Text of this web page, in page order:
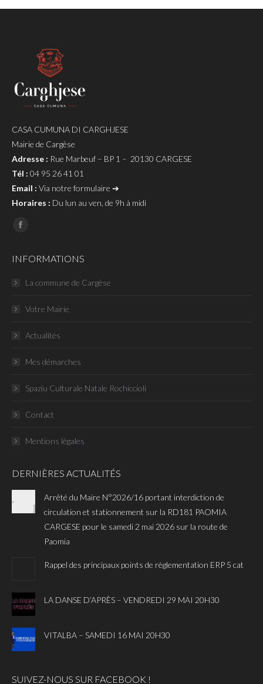
CASA CUMUNA DI CARGHJESE
Mairie de Cargèse
Adresse : Rue Marbeuf – BP 1 – 20130 CARGESE
Tél : 04 95 26 41 01
Email : Via notre formulaire ➔
Horaires : Du lun au ven, de 9h à midi
INFORMATIONS
La commune de Cargèse
Votre Mairie
Actualités
Mes démarches
Spaziu Culturale Natale Rochiccioli
Contact
Mentions légales
DERNIÈRES ACTUALITÉS
Arrêté du Maire N°2026/16 portant interdiction de
circulation et stationnement sur la RD181 PAOMIA
CARGESE pour le samedi 2 mai 2026 sur la route de
Paomia
Rappel des principaux points de règlementation ERP 5 cat
LA DANSE D’APRÈS – VENDREDI 29 MAI 20H30
VITALBA – SAMEDI 16 MAI 20H30
SUIVEZ-NOUS SUR FACEBOOK !